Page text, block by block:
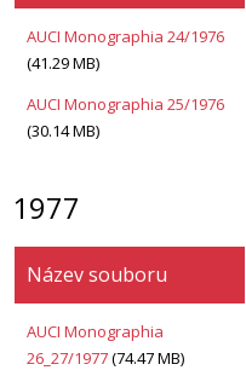
AUCI Monographia 24/1976
(41.29 MB)
AUCI Monographia 25/1976
(30.14 MB)
1977
Název souboru
AUCI Monographia
26_27/1977(74.47 MB)